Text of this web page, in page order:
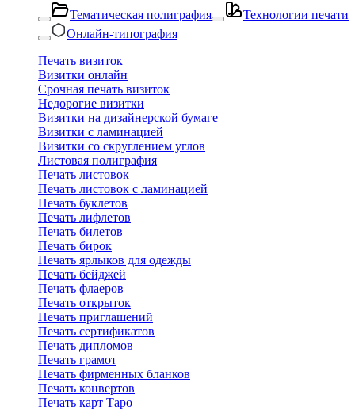
Тематическая полиграфия
Технологии печати
Онлайн-типография
Печать визиток
Визитки онлайн
Срочная печать визиток
Недорогие визитки
Визитки на дизайнерской бумаге
Визитки с ламинацией
Визитки со скруглением углов
Листовая полиграфия
Печать листовок
Печать листовок с ламинацией
Печать буклетов
Печать лифлетов
Печать билетов
Печать бирок
Печать ярлыков для одежды
Печать бейджей
Печать флаеров
Печать открыток
Печать приглашений
Печать сертификатов
Печать дипломов
Печать грамот
Печать фирменных бланков
Печать конвертов
Печать карт Таро